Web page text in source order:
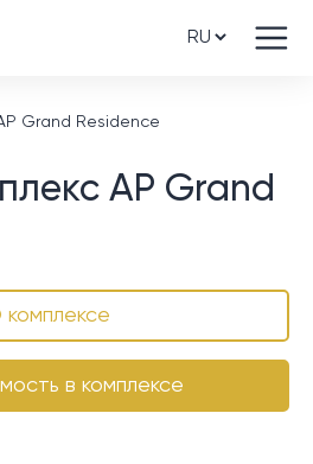
Grand Residence
AP Grand
в комплексе